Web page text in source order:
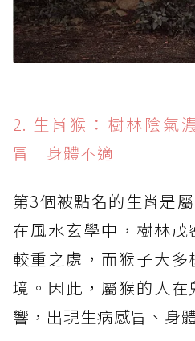
2. 生肖猴：樹林陰氣
冒」身體不適
第3個被點名的生肖是
在風水玄學中，樹林
較重之處，而猴子大
境。因此，屬猴的人
響，出現生病感冒、身